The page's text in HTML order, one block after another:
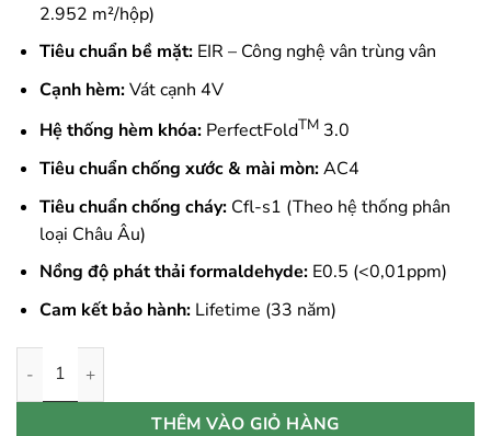
2.952 m²/hộp)
Tiêu chuẩn bề mặt:EIR – Công nghệ vân trùng vân
Cạnh hèm:Vát cạnh 4V
Hệ thống hèm khóa: PerfectFoldTM3.0
Tiêu chuẩn chống xước & mài mòn:AC4
Tiêu chuẩn chống cháy:Cfl-s1 (Theo hệ thống phân
loại Châu Âu)
Nồng độ phát thải formaldehyde:E0.5 (<0,01ppm)
Cam kết bảo hành:Lifetime (33 năm)
THÊM VÀO GIỎ HÀNG